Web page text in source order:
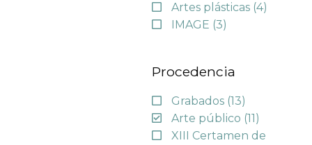
Artes plásticas (4)
IMAGE (3)
Procedencia
Grabados (13)
Arte público (11)
XIII Certamen de